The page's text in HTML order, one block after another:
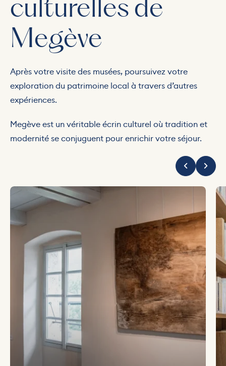
culturelles de
Megève
Après votre visite des musées, poursuivez votre
exploration du patrimoine local à travers d’autres
expériences.
Megève est un véritable écrin culturel où tradition et
modernité se conjuguent pour enrichir votre séjour.